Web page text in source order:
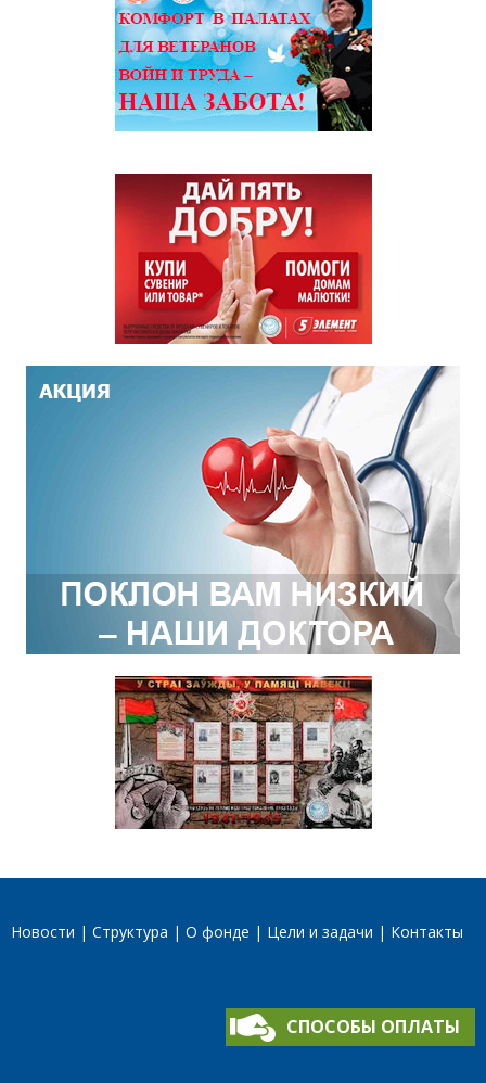
Новости Структура О фонде Цели и задачи Контакты
СПОСОБЫ ОПЛАТЫ